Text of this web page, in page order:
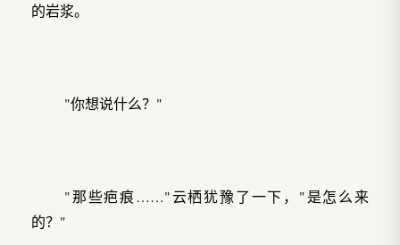
的岩浆。
"你想说什么？"
"那些疤痕……"云栖犹豫了一下，"是怎么来
的？"